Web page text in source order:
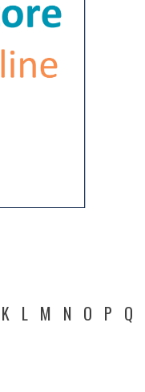
K L M N O P Q